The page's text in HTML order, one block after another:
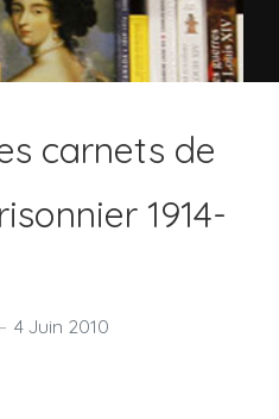
carnets de
1914-
4 Juin 2010